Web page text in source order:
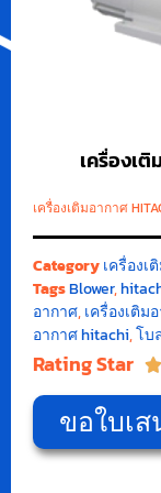
เครื่องเติ
เครื่องเติมอากาศ
Categoryเครื่อง
TagsBlower,
อากาศ,เครื่องเติม
อากาศ hitachi,โบ
Rating Star 
ขอใบเ